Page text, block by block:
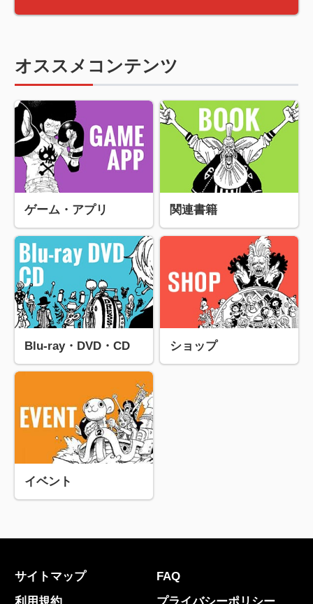
オススメコンテンツ
ゲーム・アプリ 関連書籍
Blu-ray・DVD・CD ショップ
イベント
サイトマップ
FAQ